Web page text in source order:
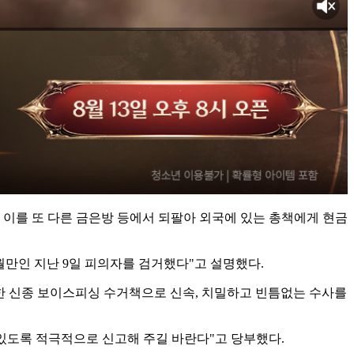
를 또 다른 금은방 등에서 되팔아 외국에 있는 총책에게 현금
인 지난 9일 피의자를 검거했다"고 설명했다.
종 보이스피싱 수거책으로 신속, 치밀하고 빈틈없는 수사를
도록 적극적으로 신고해 주길 바란다"고 당부했다.